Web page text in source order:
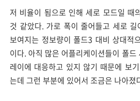
저 비율이 됨으로 인해 세로 모드일 때
것 같았다. 가로 폭이 줄어들고 세로 길
보여지는 정보량이 폴드3 대비 상대적
이다. 아직 많은 어플리케이션들이 폴드
레이에 대응하고 있지 않기 때문에 보
는데 그런 부분에 있어서 조금은 나아졌